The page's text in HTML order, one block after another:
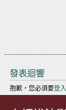
發表迴響
抱歉，您必須要登入